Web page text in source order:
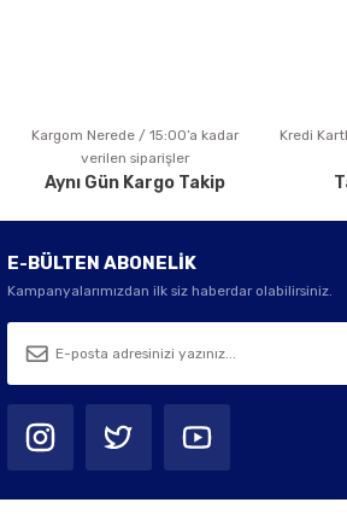
Gönder
Kargom Nerede / 15:00’a kadar
verilen siparişler
Aynı Gün Kargo Takip
Kredi
E-BÜLTEN ABONELİK
Kampanyalarımızdan ilk siz haberdar olabilirsiniz.